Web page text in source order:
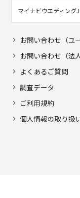
マイナビウエディング
お問い合わせ（ユ
お問い合わせ（法人
よくあるご質問
調査データ
ご利用規約
個人情報の取り扱